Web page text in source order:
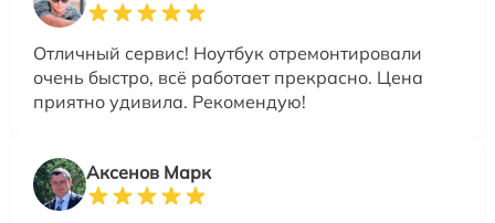
Отличный сервис! Ноутбук отремонтировали
очень быстро, всё работает прекрасно. Цена
приятно удивила. Рекомендую!
Аксенов Марк